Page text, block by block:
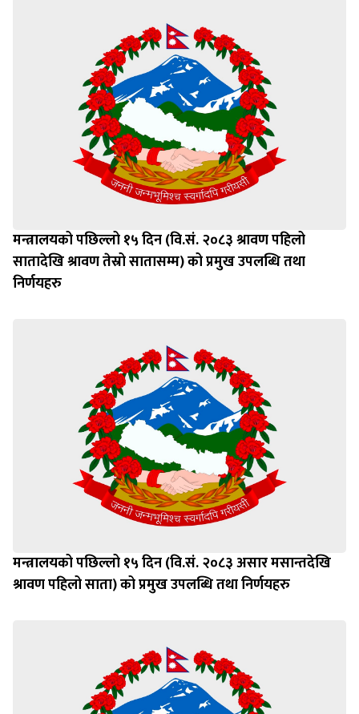
मन्त्रालयको पछिल्लो १५ दिन (वि.सं. २०८३ श्रावण पहिलो
सातादेखि श्रावण तेस्रो सातासम्म) को प्रमुख उपलब्धि तथा
निर्णयहरु
मन्त्रालयको पछिल्लो १५ दिन (वि.सं. २०८३ असार मसान्तदेखि
श्रावण पहिलो साता) को प्रमुख उपलब्धि तथा निर्णयहरु